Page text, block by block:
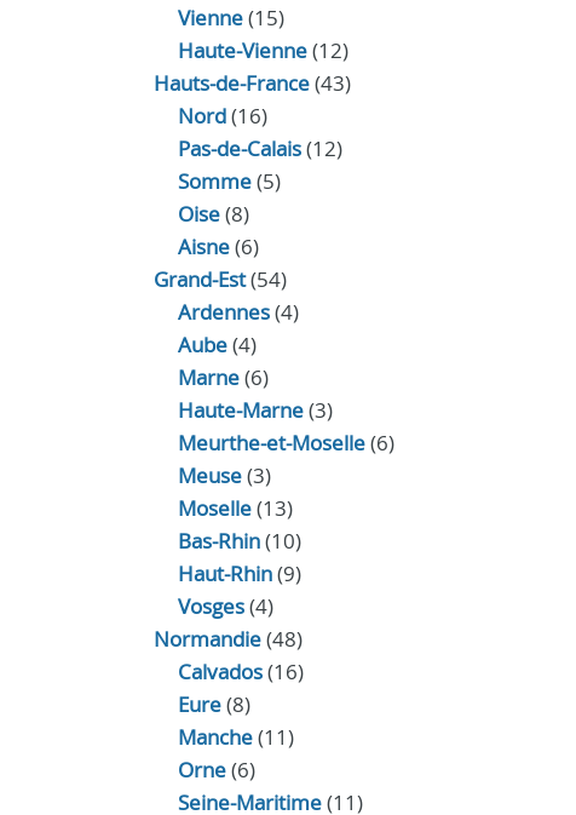
Vienne(15)
Haute-Vienne(12)
Hauts-de-France(43)
Nord(16)
Pas-de-Calais(12)
Somme(5)
Oise(8)
Aisne(6)
Grand-Est(54)
Ardennes(4)
Aube(4)
Marne(6)
Haute-Marne(3)
Meurthe-et-Moselle(6)
Meuse(3)
Moselle(13)
Bas-Rhin(10)
Haut-Rhin(9)
Vosges(4)
Normandie(48)
Calvados(16)
Eure(8)
Manche(11)
Orne(6)
Seine-Maritime(11)